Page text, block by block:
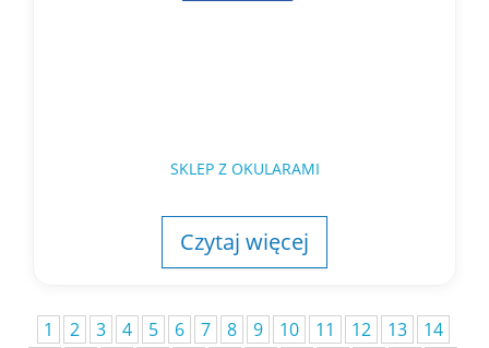
SKLEP Z OKULARAMI
Czytaj więcej
1 2 3 4 5 6 7 8 9 10 11 12 13
14